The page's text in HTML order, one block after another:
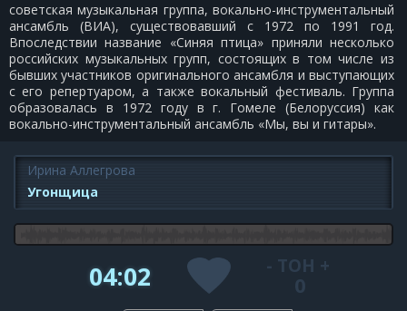
советская музыкальная группа, вокально-инструментальный
ансамбль (ВИА), существовавший с 1972 по 1991 год.
Впоследствии название «Синяя птица» приняли несколько
российских музыкальных групп, состоящих в том числе из
бывших участников оригинального ансамбля и выступающих
с его репертуаром, а также вокальный фестиваль. Группа
образовалась в 1972 году в г. Гомеле (Белоруссия) как
вокально-инструментальный ансамбль «Мы, вы и гитары».
Ирина Аллегрова
Угонщица
04:02 - ТОН +
0